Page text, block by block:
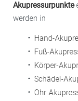
Akupressurpunkte
werden in
Hand-
Fuß-
Körper-
Schädel-
Ohr-